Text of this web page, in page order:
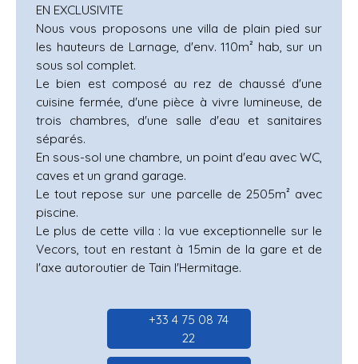
EN EXCLUSIVITE
Nous vous proposons une villa de plain pied sur
les hauteurs de Larnage, d'env. 110m² hab, sur un
sous sol complet.
Le bien est composé au rez de chaussé d'une
cuisine fermée, d'une pièce à vivre lumineuse, de
trois chambres, d'une salle d'eau et sanitaires
séparés.
En sous-sol une chambre, un point d'eau avec WC,
caves et un grand garage.
Le tout repose sur une parcelle de 2505m² avec
piscine.
Le plus de cette villa : la vue exceptionnelle sur le
Vecors, tout en restant à 15min de la gare et de
l'axe autoroutier de Tain l'Hermitage.
+33 4 75 08 74
22